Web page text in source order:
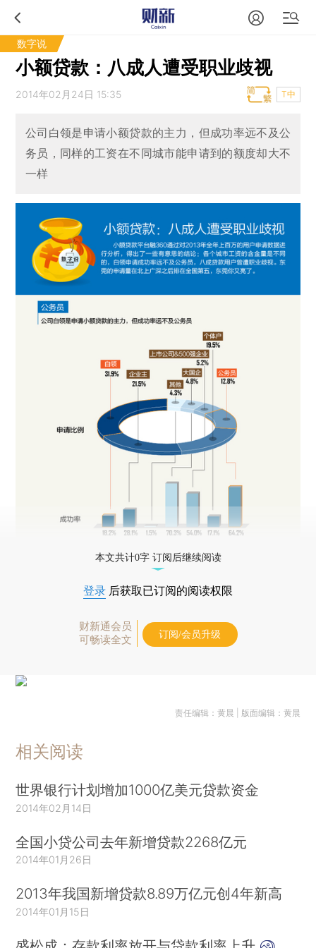
数字说
小额贷款：八成人遭受职业歧视
2014年02月24日 15:35 T中
公司白领是申请小额贷款的主力，但成功率远不及公
务员，同样的工资在不同城市能申请到的额度却大不
一样
本文共计0字 订阅后继续阅读
登录 后获取已订阅的阅读权限
财新通会员
可畅读全文
订阅/会员升级
责任编辑：黄晨 | 版面编辑：黄晨
相关阅读
世界银行计划增加1000亿美元贷款资金
2014年02月14日
全国小贷公司去年新增贷款2268亿元
2014年01月26日
2013年我国新增贷款8.89万亿元创4年新高
2014年01月15日